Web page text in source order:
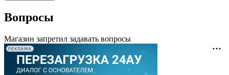
Вопросы
Магазин запретил задавать вопросы
РЕКЛАМА